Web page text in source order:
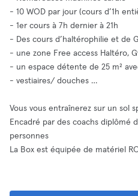
- 10 WOD par jour (cours d’1h
- 1er cours à 7h dernier à 21h
- Des cours d’haltérophilie et de
- une zone Free access Haltéro,
- un espace détente de 25 m²
- vestiaires/ douches …
Vous vous entraînerez sur un sol
Encadré par des coachs diplômé
personnes
La Box est équipée de matériel